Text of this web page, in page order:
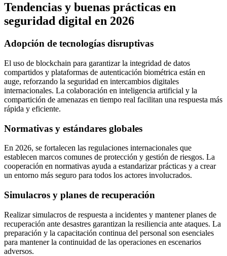
Tendencias y buenas prácticas en
seguridad digital en 2026
Adopción de tecnologías disruptivas
El uso de blockchain para garantizar la integridad de datos
compartidos y plataformas de autenticación biométrica están en
auge, reforzando la seguridad en intercambios digitales
internacionales. La colaboración en inteligencia artificial y la
compartición de amenazas en tiempo real facilitan una respuesta más
rápida y eficiente.
Normativas y estándares globales
En 2026, se fortalecen las regulaciones internacionales que
establecen marcos comunes de protección y gestión de riesgos. La
cooperación en normativas ayuda a estandarizar prácticas y a crear
un entorno más seguro para todos los actores involucrados.
Simulacros y planes de recuperación
Realizar simulacros de respuesta a incidentes y mantener planes de
recuperación ante desastres garantizan la resiliencia ante ataques. La
preparación y la capacitación continua del personal son esenciales
para mantener la continuidad de las operaciones en escenarios
adversos.